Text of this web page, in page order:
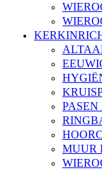
MUUR